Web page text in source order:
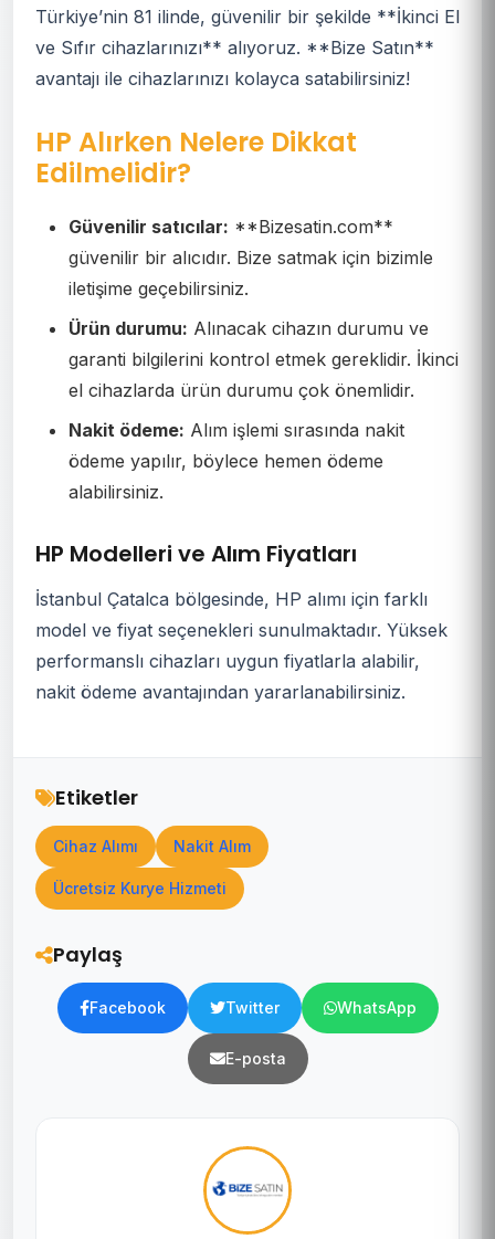
Türkiye’nin 81 ilinde, güvenilir bir şekilde **İkinci El
ve Sıfır cihazlarınızı** alıyoruz. **Bize Satın**
avantajı ile cihazlarınızı kolayca satabilirsiniz!
HP Alırken Nelere Dikkat
Edilmelidir?
Güvenilir satıcılar: **Bizesatin.com**
güvenilir bir alıcıdır. Bize satmak için bizimle
iletişime geçebilirsiniz.
Ürün durumu: Alınacak cihazın durumu ve
garanti bilgilerini kontrol etmek gereklidir. İkinci
el cihazlarda ürün durumu çok önemlidir.
Nakit ödeme: Alım işlemi sırasında nakit
ödeme yapılır, böylece hemen ödeme
alabilirsiniz.
HP Modelleri ve Alım Fiyatları
İstanbul Çatalca bölgesinde, HP alımı için farklı
model ve fiyat seçenekleri sunulmaktadır. Yüksek
performanslı cihazları uygun fiyatlarla alabilir,
nakit ödeme avantajından yararlanabilirsiniz.
Etiketler
Cihaz Alımı Nakit Alım
Ücretsiz Kurye Hizmeti
Paylaş
Facebook Twitter WhatsApp
E-posta